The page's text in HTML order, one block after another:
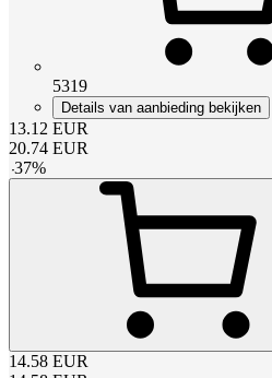
5319
Details van aanbieding bekijken
13.12 EUR
20.74 EUR
-37%
14.58 EUR